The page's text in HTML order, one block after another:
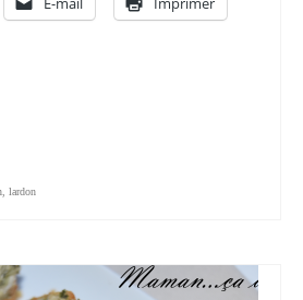
lardon